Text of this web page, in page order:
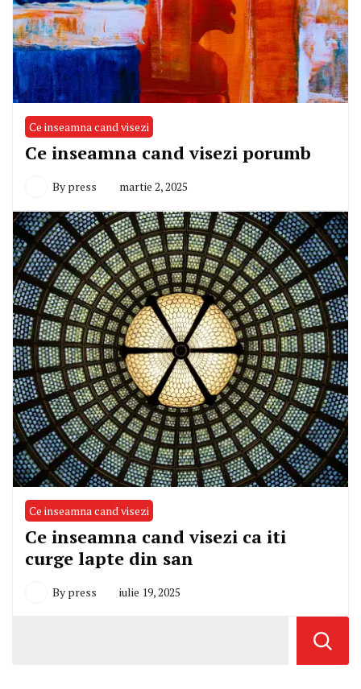
Ce inseamna cand visezi
Ce inseamna cand visezi porumb
By press martie 2, 2025
Ce inseamna cand visezi
Ce inseamna cand visezi ca iti
curge lapte din san
By press iulie 19, 2025